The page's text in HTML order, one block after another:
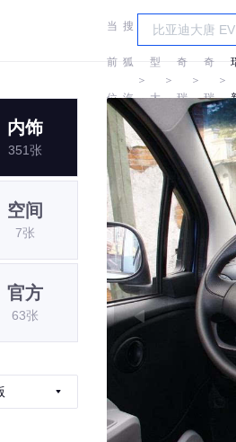
当
前
位
置:
搜
狐
汽
车
＞
车
型
大
全
＞
奇
瑞
＞
奇
瑞
＞
内饰
351张
空间
7张
官方
63张